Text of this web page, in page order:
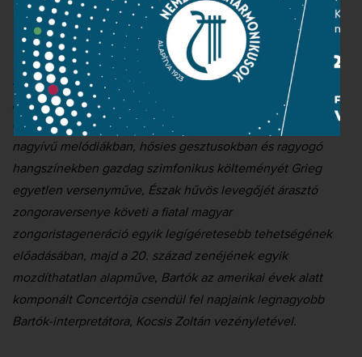
Kocsis Zoltán karmester
Három nagyszabású kompozíció, egyben három örökzöld
„sláger” csendül fel a Nemzeti Filharmonikus Zenekar
előadásában a Sándor János-bérlet nyitóestjén. Liszt
nagyívű melódiákban, hősies gesztusokban és ragyogó
hangszínekben gazdag szimfonikus költeményét Grieg
egyetlen versenyműve, Észak hűvös levegőjét árasztó
zongoraversenye követi a fiatal magyar
zongoristageneráció egyik legígéretesebb tehetségének
előadásában, majd a 20. század zenéjének egyik
mozdíthatatlan alapműve, Bartók az amerikai évek alatt
komponált Concertója csendül fel napjaink legnagyobb
Bartók-interpretátora, Kocsis Zoltán vezényletével.